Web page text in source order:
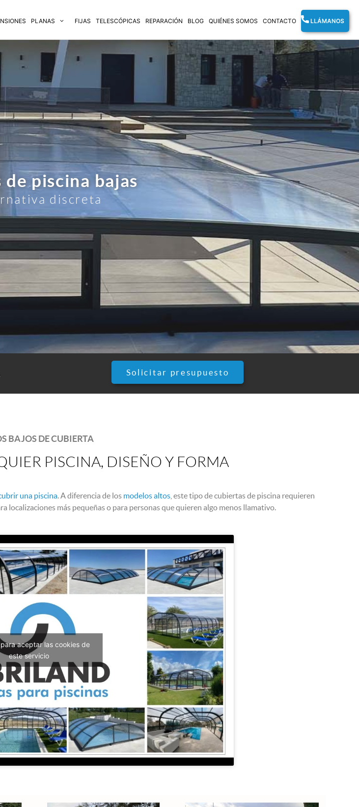
PLANAS FIJAS TELESCÓPICAS REPARACIÓN BLOG QUIÉNES SOMOS CONTACTO LLÁMANOS
piscina bajas
discreta
Solicitar presupuesto
BAJOS DE CUBIERTA
PISCINA, DISEÑO Y FORMA
una piscina. A diferencia de los modelos altos , este tipo de cubiertas de piscina requieren
localizaciones más pequeñas o para personas que quieren algo menos llamativo.
aceptar las cookies de
este servicio